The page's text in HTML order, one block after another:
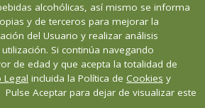
alcohólicas, así mismo se informa
y de terceros para mejorar la
del Usuario y realizar análisis
Si continúa navegando
de edad y que acepta la totalidad de
Legal incluida la Política de Cookies y
Pulse Aceptar para dejar de visualizar este